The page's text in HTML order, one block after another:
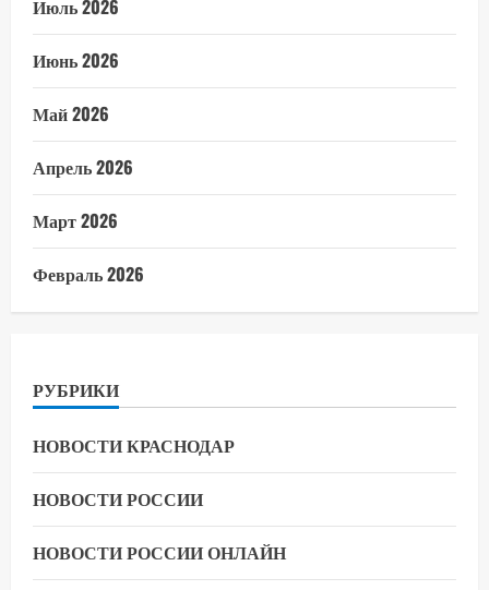
Июль 2026
Июнь 2026
Май 2026
Апрель 2026
Март 2026
Февраль 2026
РУБРИКИ
НОВОСТИ КРАСНОДАР
НОВОСТИ РОССИИ
НОВОСТИ РОССИИ ОНЛАЙН